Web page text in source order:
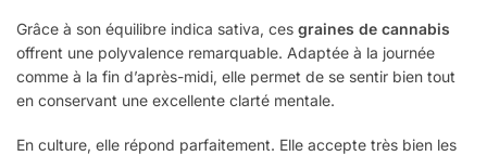
Grâce à son équilibre indica sativa, ces graines de cannabis
offrent une polyvalence remarquable. Adaptée à la journée
comme à la fin d’après-midi, elle permet de se sentir bien tout
en conservant une excellente clarté mentale.
En culture, elle répond parfaitement. Elle accepte très bien les